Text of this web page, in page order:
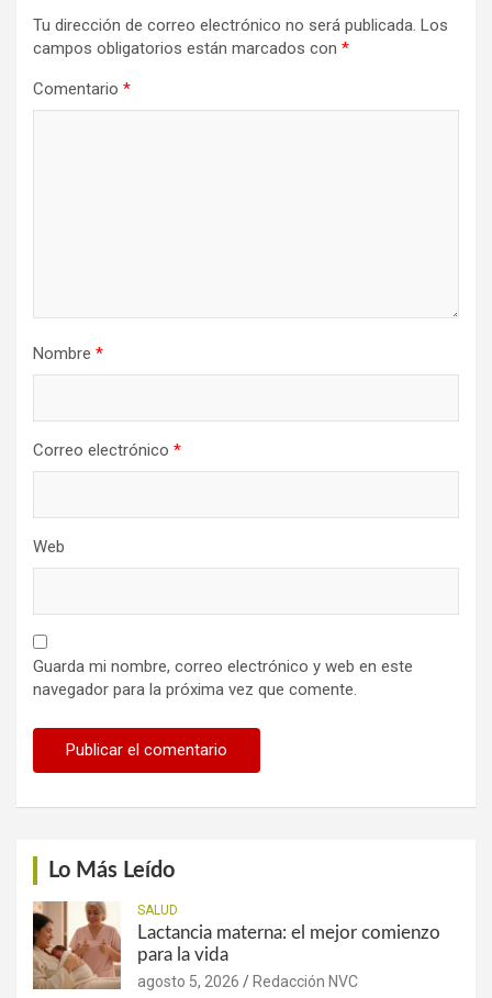
Tu dirección de correo electrónico no será publicada. Los
campos obligatorios están marcados con *
Comentario *
Nombre *
Correo electrónico *
Web
Guarda mi nombre, correo electrónico y web en este
navegador para la próxima vez que comente.
Lo Más Leído
SALUD
Lactancia materna: el mejor comienzo
para la vida
agosto 5, 2026 Redacción NVC